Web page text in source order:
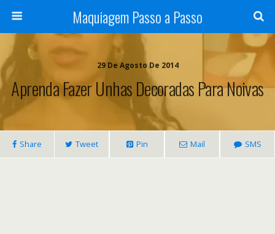
Maquiagem Passo a Passo
29 De Agosto De 2014
Aprenda Fazer Unhas Decoradas Para Noivas
Share Tweet Pin Mail SMS